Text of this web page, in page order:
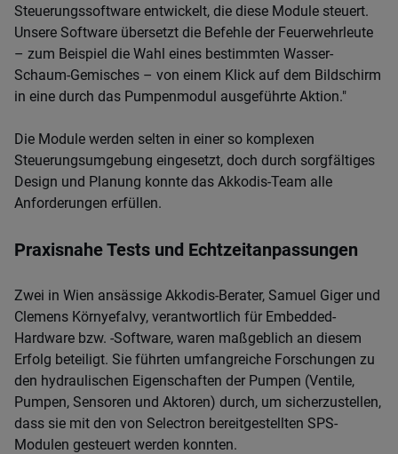
Steuerungssoftware entwickelt, die diese Module steuert.
Unsere Software übersetzt die Befehle der Feuerwehrleute
– zum Beispiel die Wahl eines bestimmten Wasser-
Schaum-Gemisches – von einem Klick auf dem Bildschirm
in eine durch das Pumpenmodul ausgeführte Aktion."
Die Module werden selten in einer so komplexen
Steuerungsumgebung eingesetzt, doch durch sorgfältiges
Design und Planung konnte das Akkodis-Team alle
Anforderungen erfüllen.
Praxisnahe Tests und Echtzeitanpassungen
Zwei in Wien ansässige Akkodis-Berater, Samuel Giger und
Clemens Környefalvy, verantwortlich für Embedded-
Hardware bzw. -Software, waren maßgeblich an diesem
Erfolg beteiligt. Sie führten umfangreiche Forschungen zu
den hydraulischen Eigenschaften der Pumpen (Ventile,
Pumpen, Sensoren und Aktoren) durch, um sicherzustellen,
dass sie mit den von Selectron bereitgestellten SPS-
Modulen gesteuert werden konnten.